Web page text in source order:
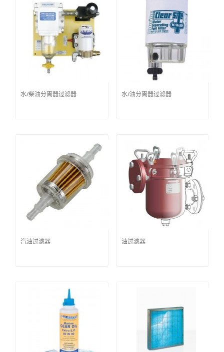
水/柴油分离器过滤器 水/油分离器过滤器
汽油过滤器 油过滤器